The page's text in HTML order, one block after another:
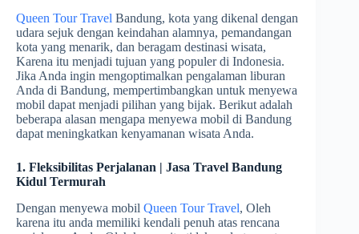
Queen Tour Travel Bandung, kota yang dikenal dengan
udara sejuk dengan keindahan alamnya, pemandangan
kota yang menarik, dan beragam destinasi wisata,
Karena itu menjadi tujuan yang populer di Indonesia.
Jika Anda ingin mengoptimalkan pengalaman liburan
Anda di Bandung, mempertimbangkan untuk menyewa
mobil dapat menjadi pilihan yang bijak. Berikut adalah
beberapa alasan mengapa menyewa mobil di Bandung
dapat meningkatkan kenyamanan wisata Anda.
1. Fleksibilitas Perjalanan | Jasa Travel Bandung
Kidul Termurah
Dengan menyewa mobil Queen Tour Travel, Oleh
karena itu anda memiliki kendali penuh atas rencana